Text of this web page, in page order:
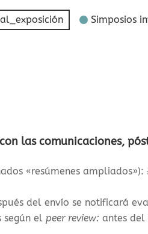
Simposios
las comunicaciones,
«resúmenes ampliados»):
del envío se notificará
el peer review: antes del